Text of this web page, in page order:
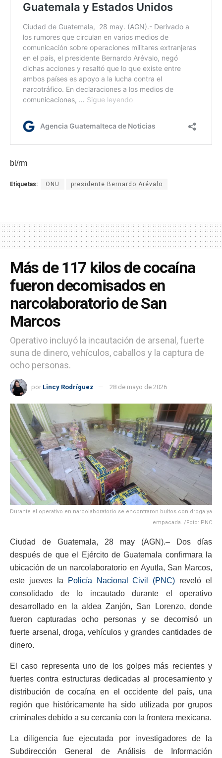
bl/rm
Etiquetas: ONU presidente Bernardo Arévalo
Más de 117 kilos de cocaína
fueron decomisados en
narcolaboratorio de San
Marcos
Operativo incluyó la incautación de arsenal, fuerte
suna de dinero, vehículos, caballos y la captura de
ocho personas.
por Lincy Rodríguez 28 de mayo de 2026
Durante el operativo en narcolaboratorio se encontraron bultos con droga ya
empacada. /Foto: PNC
Ciudad de Guatemala, 28 may (AGN).– Dos días
después de que el Ejército de Guatemala confirmara la
ubicación de un narcolaboratorio en Ayutla, San Marcos,
este jueves la
Policía Nacional Civil (PNC) reveló el
consolidado de lo incautado durante el operativo
desarrollado en la aldea Zanjón, San Lorenzo, donde
fueron capturadas ocho personas y se decomisó un
fuerte arsenal, droga, vehículos y grandes cantidades de
dinero.
El caso representa uno de los golpes más recientes y
fuertes contra estructuras dedicadas al procesamiento y
distribución de cocaína en el occidente del país, una
región que históricamente ha sido utilizada por grupos
criminales debido a su cercanía con la frontera mexicana.
La diligencia fue ejecutada por investigadores de la
Subdirección General de Análisis de Información